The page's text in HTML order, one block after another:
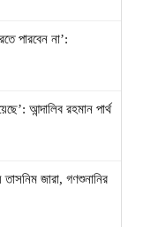
পারবেন না’:
আন্দালিব রহমান পার্থ
তাসনিম জারা, গণশুনানির